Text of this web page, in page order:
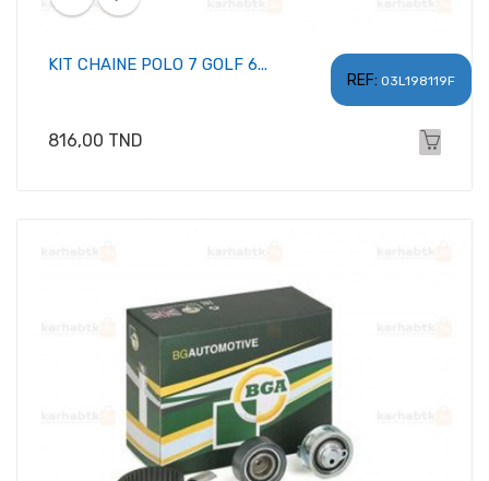
REF: 03L198119F
KIT CHAINE POLO 7 GOLF 6...
Prix
816,00 TND